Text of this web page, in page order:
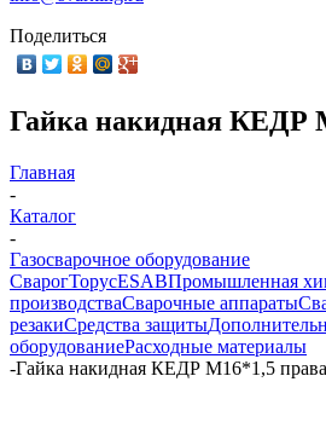
Поделиться
Гайка накидная КЕДР
Главная
-
Каталог
-
Газосварочное оборудование
СварогТорусESABПромышленная
производстваСварочные аппараты
резакиСредства защиты
оборудованиеРасходные материалы
-Гайка накидная КЕДР М16*1,5